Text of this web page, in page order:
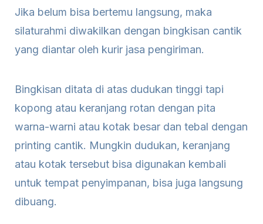
Jika belum bisa bertemu langsung, maka
silaturahmi diwakilkan dengan bingkisan cantik
yang diantar oleh kurir jasa pengiriman.
Bingkisan ditata di atas dudukan tinggi tapi
kopong atau keranjang rotan dengan pita
warna-warni atau kotak besar dan tebal dengan
printing cantik. Mungkin dudukan, keranjang
atau kotak tersebut bisa digunakan kembali
untuk tempat penyimpanan, bisa juga langsung
dibuang.